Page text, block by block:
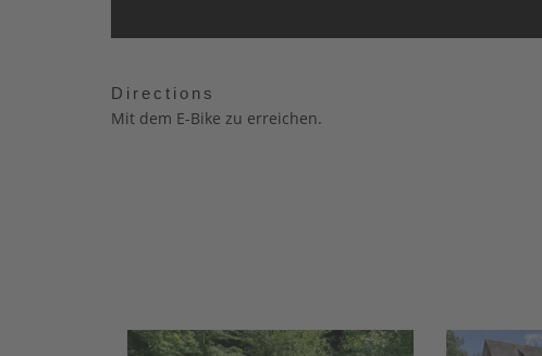
Directions
Mit dem E-Bike zu erreichen.